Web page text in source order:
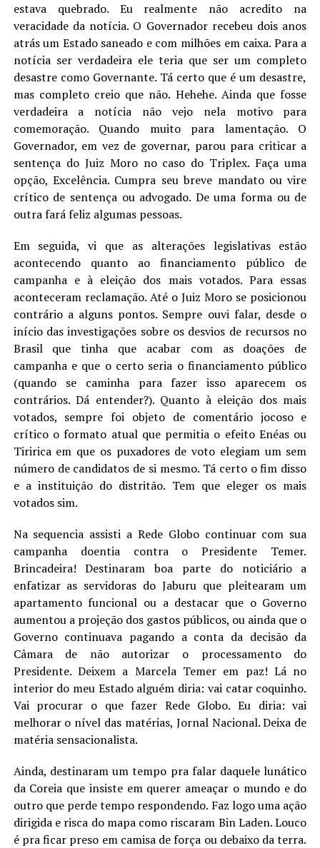
estava quebrado. Eu realmente não acredito na
veracidade da notícia. O Governador recebeu dois anos
atrás um Estado saneado e com milhões em caixa. Para a
notícia ser verdadeira ele teria que ser um completo
desastre como Governante. Tá certo que é um desastre,
mas completo creio que não. Hehehe. Ainda que fosse
verdadeira a notícia não vejo nela motivo para
comemoração. Quando muito para lamentação. O
Governador, em vez de governar, parou para criticar a
sentença do Juiz Moro no caso do Triplex. Faça uma
opção, Excelência. Cumpra seu breve mandato ou vire
crítico de sentença ou advogado. De uma forma ou de
outra fará feliz algumas pessoas.
Em seguida, vi que as alterações legislativas estão
acontecendo quanto ao financiamento público de
campanha e à eleição dos mais votados. Para essas
aconteceram reclamação. Até o Juiz Moro se posicionou
contrário a alguns pontos. Sempre ouvi falar, desde o
início das investigações sobre os desvios de recursos no
Brasil que tinha que acabar com as doações de
campanha e que o certo seria o financiamento público
(quando se caminha para fazer isso aparecem os
contrários. Dá entender?). Quanto à eleição dos mais
votados, sempre foi objeto de comentário jocoso e
crítico o formato atual que permitia o efeito Enéas ou
Tiririca em que os puxadores de voto elegiam um sem
número de candidatos de si mesmo. Tá certo o fim disso
e a instituição do distritão. Tem que eleger os mais
votados sim.
Na sequencia assisti a Rede Globo continuar com sua
campanha doentia contra o Presidente Temer.
Brincadeira! Destinaram boa parte do noticiário a
enfatizar as servidoras do Jaburu que pleitearam um
apartamento funcional ou a destacar que o Governo
aumentou a projeção dos gastos públicos, ou ainda que o
Governo continuava pagando a conta da decisão da
Câmara de não autorizar o processamento do
Presidente. Deixem a Marcela Temer em paz! Lá no
interior do meu Estado alguém diria: vai catar coquinho.
Vai procurar o que fazer Rede Globo. Eu diria: vai
melhorar o nível das matérias, Jornal Nacional. Deixa de
matéria sensacionalista.
Ainda, destinaram um tempo pra falar daquele lunático
da Coreia que insiste em querer ameaçar o mundo e do
outro que perde tempo respondendo. Faz logo uma ação
dirigida e risca do mapa como riscaram Bin Laden. Louco
é pra ficar preso em camisa de força ou debaixo da terra.